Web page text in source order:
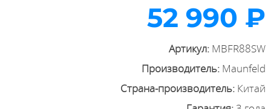
52 990 ₽
Артикул: MBFR88SW
Производитель: Maunfeld
Страна-производитель: Китай